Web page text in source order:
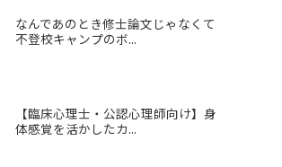
なんであのとき修士論文じゃなくて
不登校キャンプのボ...
【臨床心理士・公認心理師向け】身
体感覚を活かしたカ...